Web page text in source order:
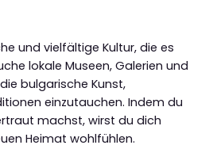
und vielfältige Kultur, die es
lokale Museen, Galerien und
bulgarische Kunst,
einzutauchen. Indem du
machst, wirst du dich
Heimat wohlfühlen.